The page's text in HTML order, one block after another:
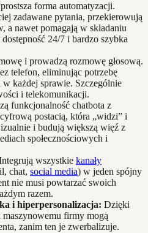
forma automatyzacji.
zadawane pytania, przekierowują
a nawet pomagają w składaniu
24/7 i bardzo szybka
i prowadzą rozmowę głosową.
telefon, eliminując potrzebę
każdej sprawie. Szczególnie
i telekomunikacji.
funkcjonalność chatbota z
postacią, która „widzi” i
i budują większą więź z
społecznościowych i
wszystkie kanały
chat, social media) w jeden spójny
nie musi powtarzać swoich
razem.
i hiperpersonalizacja: Dzięki
firmy mogą
zanim ten je zwerbalizuje.